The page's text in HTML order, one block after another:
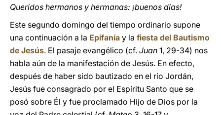
Queridos hermanos y hermanas: ¡buenos días!
Este segundo domingo del tiempo ordinario supone
una continuación a la Epifanía y la fiesta del Bautismo
de Jesús. El pasaje evangélico (cf. Juan 1, 29-34) nos
habla aún de la manifestación de Jesús. En efecto,
después de haber sido bautizado en el río Jordán,
Jesús fue consagrado por el Espíritu Santo que se
posó sobre Él y fue proclamado Hijo de Dios por la